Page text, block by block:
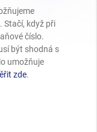
Stačí, když při
číslo.
být shodná s
umožňuje
zde.